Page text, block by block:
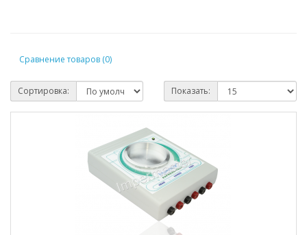
Сравнение товаров (0)
Сортировка: Показать: